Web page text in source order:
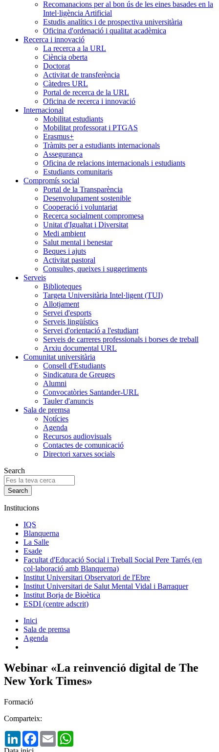
Recomanacions per al bon ús de les eines basades en la
Intel·ligència Artificial
Estudis analítics i de prospectiva universitària
Oficina d'ordenació i qualitat acadèmica
Recerca i innovació
La recerca a la URL
Ciència oberta
Doctorat
Activitat de transferència
Càtedres URL
Portal de recerca de la URL
Oficina de recerca i innovació
Internacional
Mobilitat estudiants
Mobilitat professorat i PTGAS
Erasmus+
Tràmits per a estudiants internacionals
Assegurança
Oficina de relacions internacionals i estudiants
Estudiants comunitaris
Compromís social
Portal de la Transparència
Desenvolupament sostenible
Cooperació i voluntariat
Recerca socialment compromesa
Unitat d'Igualtat i Diversitat
Medi ambient
Salut mental i benestar
Beques i ajuts
Activitat pastoral
Consultes, queixes i suggeriments
Serveis
Biblioteques
Targeta Universitària Intel·ligent (TUI)
Allotjament
Servei d'esports
Serveis lingüístics
Servei d'orientació a l'estudiant
Serveis de carreres professionals i borses de treball
Arxiu documental URL
Comunitat universitària
Consell d'Estudiants
Sindicatura de Greuges
Alumni
Convocatòries Santander-URL
Tauler d'anuncis
Sala de premsa
Notícies
Agenda
Recursos audiovisuals
Contactes de comunicació
Directori xarxes socials
Search
Institucions
IQS
Blanquerna
La Salle
Esade
Facultat d'Educació Social i Treball Social Pere Tarrés (en
col·laboració amb Blanquerna)
Institut Universitari Observatori de l'Ebre
Institut Universitari de Salut Mental Vidal i Barraquer
Institut Borja de Bioètica
ESDI (centre adscrit)
Inici
Sala de premsa
Agenda
Webinar «La reinvenció digital de The
New York Times»
Formació
Comparteix:
LinkedInFacebook
Email